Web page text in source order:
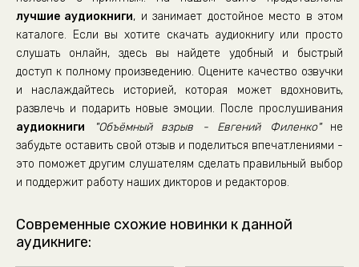
02_11_Спецканал ЭМ-связи по анонимному эхайнскому
02_12_Гранд-майор Джахакрударн резонерствует
02_13_Военспец Кырханг и простые числа
02_14_Штаб-сержант Омнунгор радуется жизни
02_15_Военспец Кырханг в бешенстве
02_16_Нет возврата для полковника Нарданда
02_18_Военспец Кырханг, потомок воинов
02_19_Капитан Лгоумаа настроен критически
лучшие аудиокниги, и занимает достойное место в этом
каталоге. Если вы хотите скачать аудиокнигу или просто
слушать онлайн, здесь вы найдете удобный и быстрый
доступ к полному произведению. Оцените качество озвучки
и наслаждайтесь историей, которая может вдохновить,
развлечь и подарить новые эмоции. После прослушивания
аудиокниги
"Объёмный взрыв - Евгений Филенко"не
забудьте оставить свой отзыв и поделиться впечатлениями -
это поможет другим слушателям сделать правильный выбор
и поддержит работу наших дикторов и редакторов.
Современные схожие новинки к данной
аудикниге: